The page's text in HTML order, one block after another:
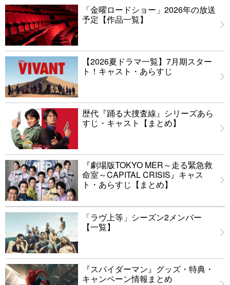
「金曜ロードショー」2026年の放送
予定【作品一覧】
【2026夏ドラマ一覧】7月期スター
ト！キャスト・あらすじ
歴代『踊る大捜査線』シリーズあら
すじ・キャスト【まとめ】
『劇場版TOKYO MER～走る緊急救
命室～CAPITAL CRISIS』キャス
ト・あらすじ【まとめ】
「ラヴ上等」シーズン2メンバー
【一覧】
『スパイダーマン』グッズ・特典・
キャンペーン情報まとめ